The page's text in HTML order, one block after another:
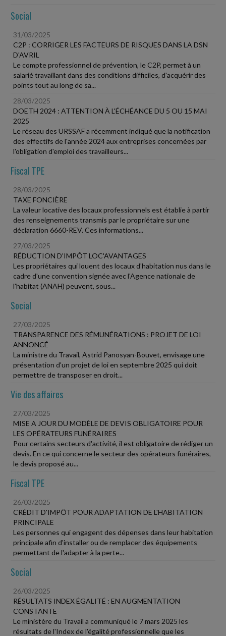
Social
31/03/2025
C2P : CORRIGER LES FACTEURS DE RISQUES DANS LA DSN
D'AVRIL
Le compte professionnel de prévention, le C2P, permet à un
salarié travaillant dans des conditions difficiles, d'acquérir des
points tout au long de sa...
28/03/2025
DOETH 2024 : ATTENTION À L'ÉCHÉANCE DU 5 OU 15 MAI
2025
Le réseau des URSSAF a récemment indiqué que la notification
des effectifs de l'année 2024 aux entreprises concernées par
l'obligation d'emploi des travailleurs...
Fiscal TPE
28/03/2025
TAXE FONCIÈRE
La valeur locative des locaux professionnels est établie à partir
des renseignements transmis par le propriétaire sur une
déclaration 6660-REV. Ces informations...
27/03/2025
RÉDUCTION D'IMPÔT LOC'AVANTAGES
Les propriétaires qui louent des locaux d'habitation nus dans le
cadre d'une convention signée avec l'Agence nationale de
l'habitat (ANAH) peuvent, sous...
Social
27/03/2025
TRANSPARENCE DES RÉMUNÉRATIONS : PROJET DE LOI
ANNONCÉ
La ministre du Travail, Astrid Panosyan-Bouvet, envisage une
présentation d'un projet de loi en septembre 2025 qui doit
permettre de transposer en droit...
Vie des affaires
27/03/2025
MISE A JOUR DU MODÈLE DE DEVIS OBLIGATOIRE POUR
LES OPÉRATEURS FUNÉRAIRES
Pour certains secteurs d'activité, il est obligatoire de rédiger un
devis. En ce qui concerne le secteur des opérateurs funéraires,
le devis proposé au...
Fiscal TPE
26/03/2025
CRÉDIT D'IMPÔT POUR ADAPTATION DE L'HABITATION
PRINCIPALE
Les personnes qui engagent des dépenses dans leur habitation
principale afin d'installer ou de remplacer des équipements
permettant de l'adapter à la perte...
Social
26/03/2025
RÉSULTATS INDEX ÉGALITÉ : EN AUGMENTATION
CONSTANTE
Le ministère du Travail a communiqué le 7 mars 2025 les
résultats de l'Index de l'égalité professionnelle que les